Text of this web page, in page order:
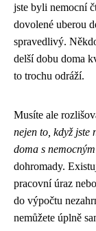
jste byli nemocní
dovolené uberou
spravedlivý.
delší dobu doma
to trochu odráží.
Musíte ale
nejen to, když jste
doma s
dohromady.
pracovní úraz
do výpočtu
nemůžete úplně